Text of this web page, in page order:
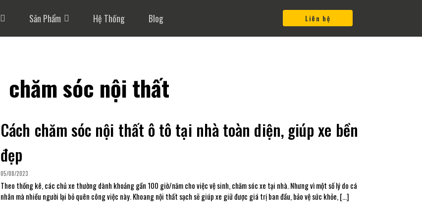
Sản Phẩm Hệ Thống Blog Liên hệ
chăm sóc nội thất
Cách chăm sóc nội thất ô tô tại nhà toàn diện, giúp xe bền
đẹp
05/08/2023
Theo thống kê, các chủ xe thường dành khoảng gần 100 giờ/năm cho việc vệ sinh, chăm sóc xe tại nhà. Nhưng vì một số lý do cá
nhân mà nhiều người lại bỏ quên công việc này. Khoang nội thất sạch sẽ giúp xe giữ được giá trị ban đầu, bảo vệ sức khỏe, […]